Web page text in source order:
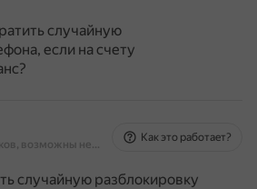
случайную
если на счету
На основе источников, возможны неточности
Как это работает?
случайную разблокировку